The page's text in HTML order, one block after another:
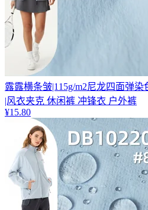
露露横条皱|115g/m2尼龙四面弹
|风衣夹克 休闲裤 冲锋衣 户外裤
¥15.80